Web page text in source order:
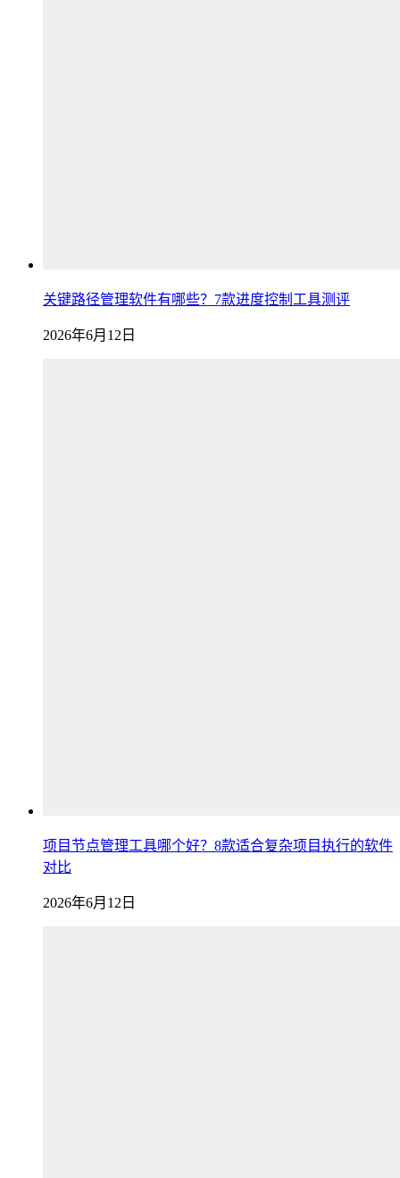
关键路径管理软件有哪些？7款进度控制工具测评
2026年6月12日
项目节点管理工具哪个好？8款适合复杂项目执行的软件
对比
2026年6月12日